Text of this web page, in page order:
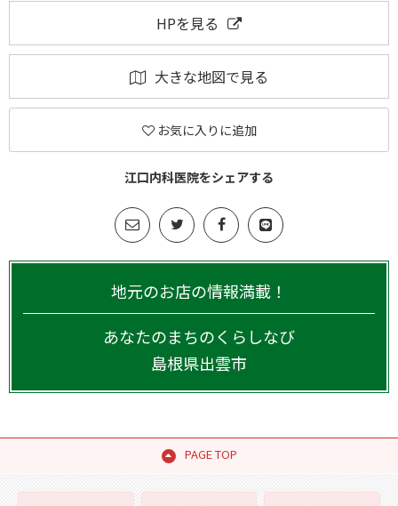
HPを見る
大きな地図で見る
お気に入りに追加
江口内科医院をシェアする
地元のお店の情報満載！
あなたのまちのくらしなび
島根県出雲市
PAGE TOP